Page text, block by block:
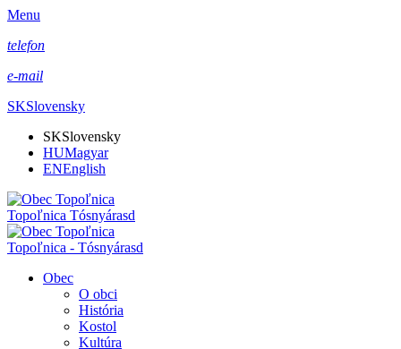
Menu
telefon
e-mail
SKSlovensky
SKSlovensky
HUMagyar
ENEnglish
Topoľnica Tósnyárasd
Topoľnica - Tósnyárasd
Obec
O obci
História
Kostol
Kultúra